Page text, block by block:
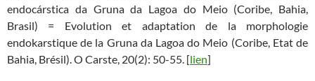
endocárstica da Gruna da Lagoa do Meio (Coribe, Bahia,
Brasil) = Evolution et adaptation de la morphologie
endokarstique de la Gruna da Lagoa do Meio (Coribe, Etat de
Bahia, Brésil). O Carste, 20(2): 50-55. [lien]